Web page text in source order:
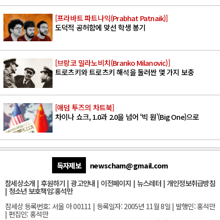
[프라바트 파트나익(Prabhat Patnaik)]
도덕적 공허함에 맞선 학생 봉기
[브랑코 밀라노비치(Branko Milanovic)]
트로츠키와 트로츠키 해석을 둘러싼 몇 가지 보충
[애덤 투즈의 차트북]
차이나 쇼크, 1.0과 2.0을 넘어 ‘빅 원’(Big One)으로
독자제보
newscham@gmail.com
참세상소개 | 후원하기 |광고안내 | 이전페이지 | 뉴스레터| 개인정보취급방침
| 청소년 보호책임:홍석만
참세상 등록번호: 서울 아 00111 | 등록일자: 2005년 11월 8일 | 발행인: 홍석만
| 편집인: 홍석만